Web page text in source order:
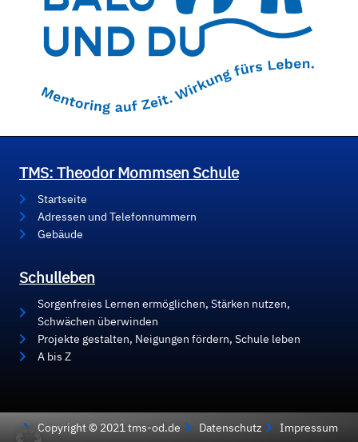
TMS: Theodor Mommsen Schule
Startseite
Adressen und Telefonnummern
Gebäude
Schulleben
Sorgenfreies Lernen ermöglichen, Stärken nutzen,
Schwächen überwinden
Projekte gestalten, Neigungen fördern, Schule leben
A bis Z
Copyright © 2021 tms-od.de Datenschutz Impressum